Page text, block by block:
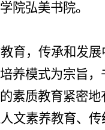
院弘美书院。
育，传承和发
养模式为宗旨，
素质教育紧密地
文素养教育、